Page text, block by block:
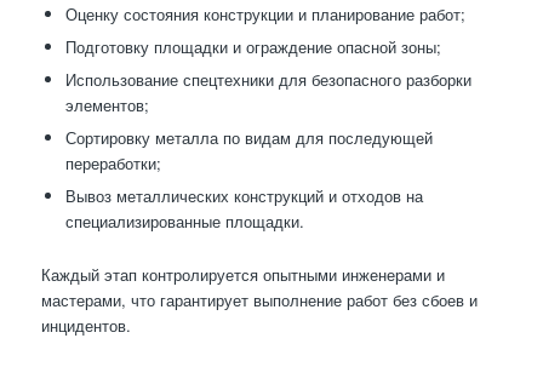
Оценку состояния конструкции и планирование работ;
Подготовку площадки и ограждение опасной зоны;
Использование спецтехники для безопасного разборки
элементов;
Сортировку металла по видам для последующей
переработки;
Вывоз металлических конструкций и отходов на
специализированные площадки.
Каждый этап контролируется опытными инженерами и
мастерами, что гарантирует выполнение работ без сбоев и
инцидентов.